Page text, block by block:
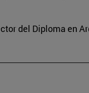
del Diploma en